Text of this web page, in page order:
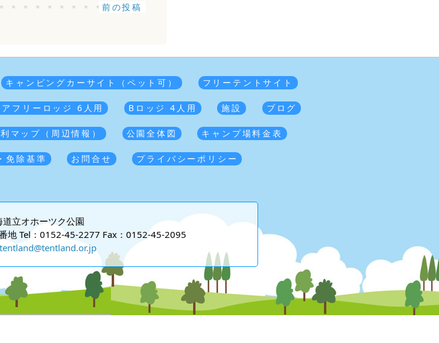
前の投稿
キャンピングカーサイト（ペット可） フリーテントサイト
フリーロッジ 6人用 Bロッジ 4人用 施設 ブログ
マップ（周辺情報） 公園全体図 キャンプ場料金表
免除基準 お問合せ プライバシーポリシー
道立オホーツク公園
地 Tel：0152-45-2277 Fax：0152-45-2095
tentland@tentland.or.jp